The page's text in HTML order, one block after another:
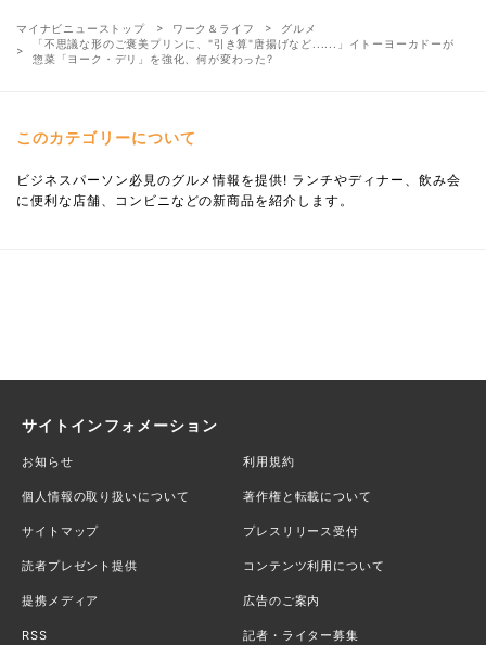
マイナビニューストップ ワーク＆ライフ
グルメ
「不思議な形のご褒美プリンに、"引き算"唐揚げなど......」イトーヨーカドーが
惣菜「ヨーク・デリ」を強化、何が変わった?
このカテゴリーについて
ビジネスパーソン必見のグルメ情報を提供! ランチやディナー、飲み会
に便利な店舗、コンビニなどの新商品を紹介します。
サイトインフォメーション
お知らせ 利用規約
個人情報の取り扱いについて 著作権と転載について
サイトマップ プレスリリース受付
読者プレゼント提供 コンテンツ利用について
提携メディア 広告のご案内
RSS 記者・ライター募集